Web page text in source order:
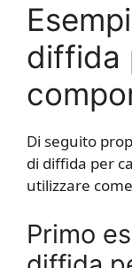
diffida
Di seguito
di diffida per
utilizzare
Primo